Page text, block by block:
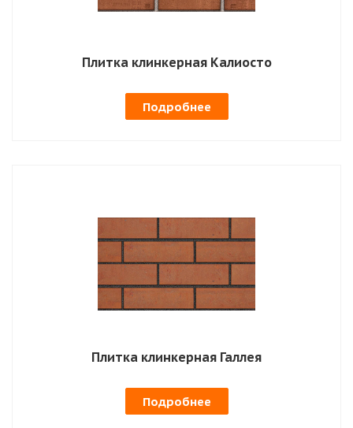
Плитка клинкерная Калиосто
Подробнее
Плитка клинкерная Галлея
Подробнее